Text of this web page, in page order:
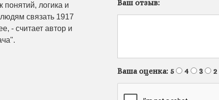
логика и
связать 1917
- считает автор и
Ваш отзыв:
Ваша оценка: 5 4 3 2